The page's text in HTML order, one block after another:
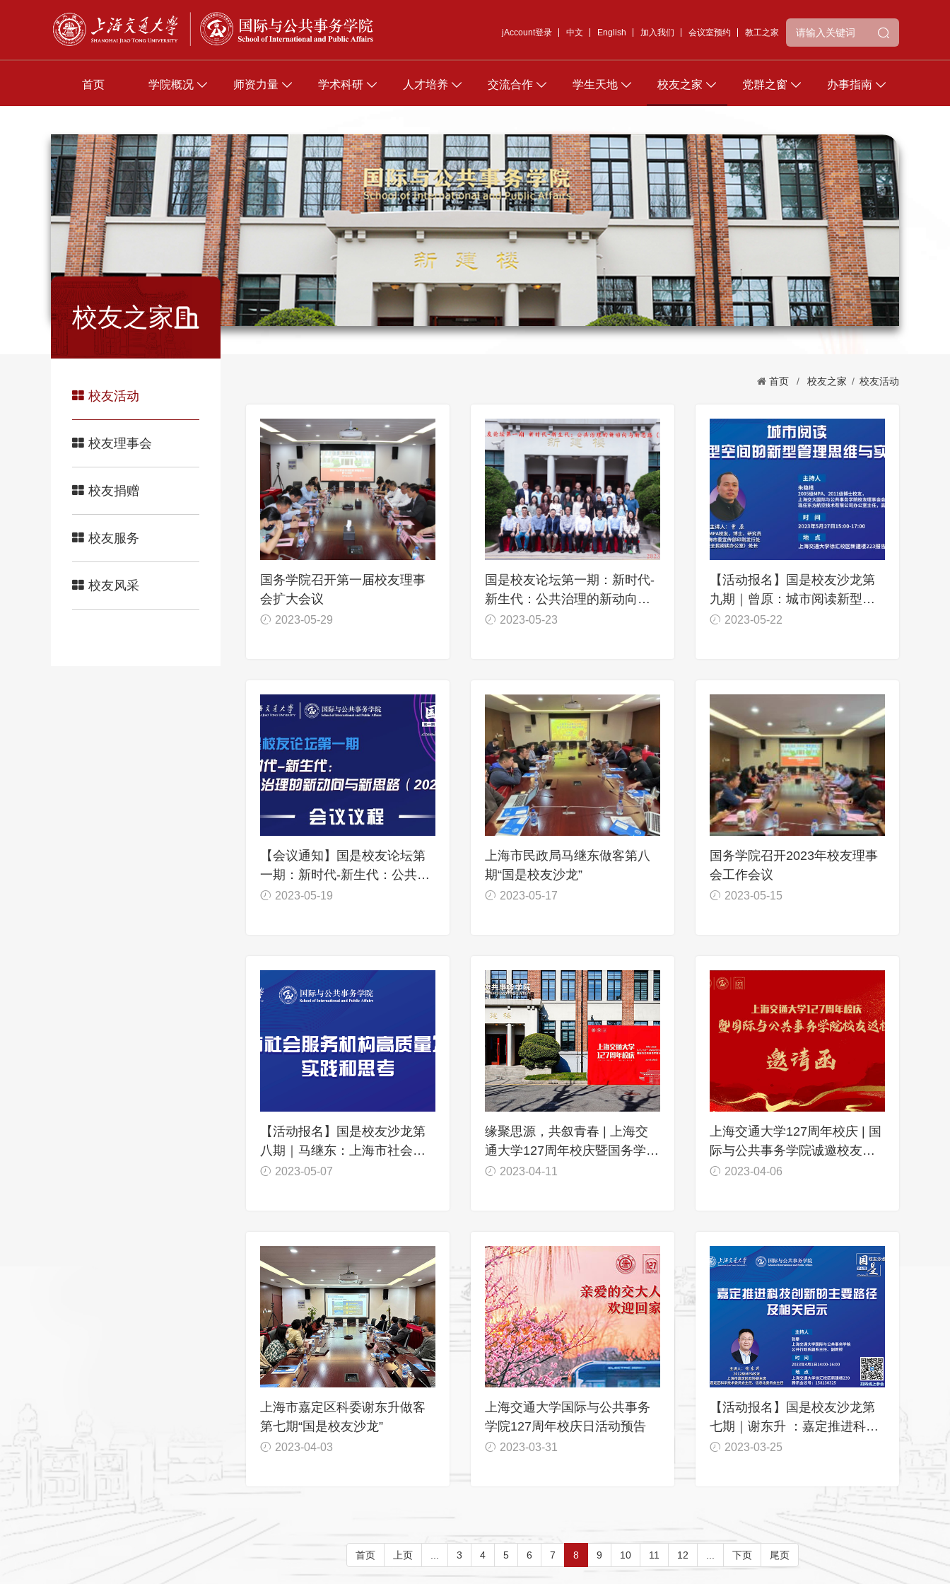
jAccount登录 中文 English 加入我们 会议室预约 教工之家
首页 学院概况 师资力量 学术科研 人才培养 交流合作 学生天地 校友之家 党群之窗 办事指南
校友之家
校友活动
校友理事会
校友捐赠
校友服务
校友风采
首页 / 校友之家 / 校友活动
国务学院召开第一届校友理事
会扩大会议
2023-05-29
国是校友论坛第一期：新时代-
新生代：公共治理的新动向与
新思路（2023）顺利举办
2023-05-23
【活动报名】国是校友沙龙第
九期｜曾原：城市阅读新型空
间的新型管理思维与实践
2023-05-22
【会议通知】国是校友论坛第
一期：新时代-新生代：公共治
理的新动向与新思路（2023）
2023-05-19
上海市民政局马继东做客第八
期“国是校友沙龙”
2023-05-17
国务学院召开2023年校友理事
会工作会议
2023-05-15
【活动报名】国是校友沙龙第
八期｜马继东：上海市社会服
务机构高质量发展的实践和思
2023-05-07
缘聚思源，共叙青春 | 上海交
通大学127周年校庆暨国务学院
校友返校活动顺利举行
2023-04-11
上海交通大学127周年校庆 | 国
际与公共事务学院诚邀校友回
家！2023-04-06
上海市嘉定区科委谢东升做客
第七期“国是校友沙龙”
2023-04-03
上海交通大学国际与公共事务
学院127周年校庆日活动预告
2023-03-31
【活动报名】国是校友沙龙第
七期｜谢东升 ：嘉定推进科技
创新的主要路径及相关启示
2023-03-25
首页 上页 ... 3 4 5 6 7 8 9 10 11 12 ... 下页 尾页